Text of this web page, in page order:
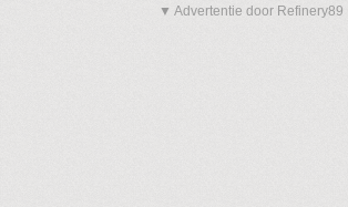
▼ Advertentie door Refinery89